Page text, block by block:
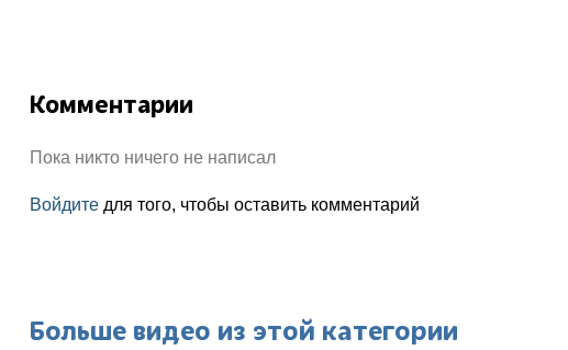
Комментарии
Пока никто ничего не написал
Войдитедля того, чтобы оставить комментарий
Больше видео из этой категории